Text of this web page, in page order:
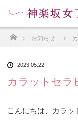
ホーム
お知らせ
2023.05.22
カラットセラ
こんにちは、カラ